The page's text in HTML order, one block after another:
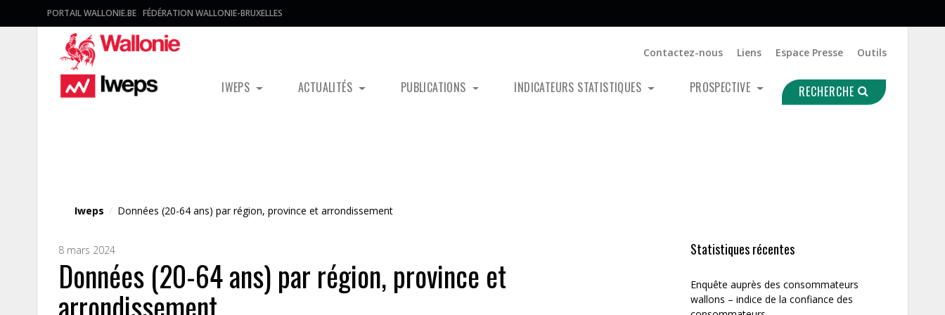
PORTAIL WALLONIE.BE FÉDÉRATION WALLONIE-BRUXELLES
Contactez-nous Liens Espace Presse Outils
IWEPS ACTUALITÉS PUBLICATIONS INDICATEURS STATISTIQUES PROSPECTIVE RECHERCHE
Iweps / Données (20-64 ans) par région, province et arrondissement
8 mars 2024
Données (20-64 ans) par région, province et
arrondissement
Statistiques récentes
Enquête auprès des consommateurs
wallons – indice de la confiance des